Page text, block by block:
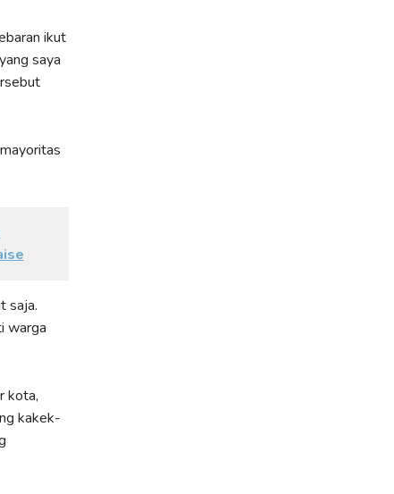
ikut
saya
saja.
warga
kota,
kakek-